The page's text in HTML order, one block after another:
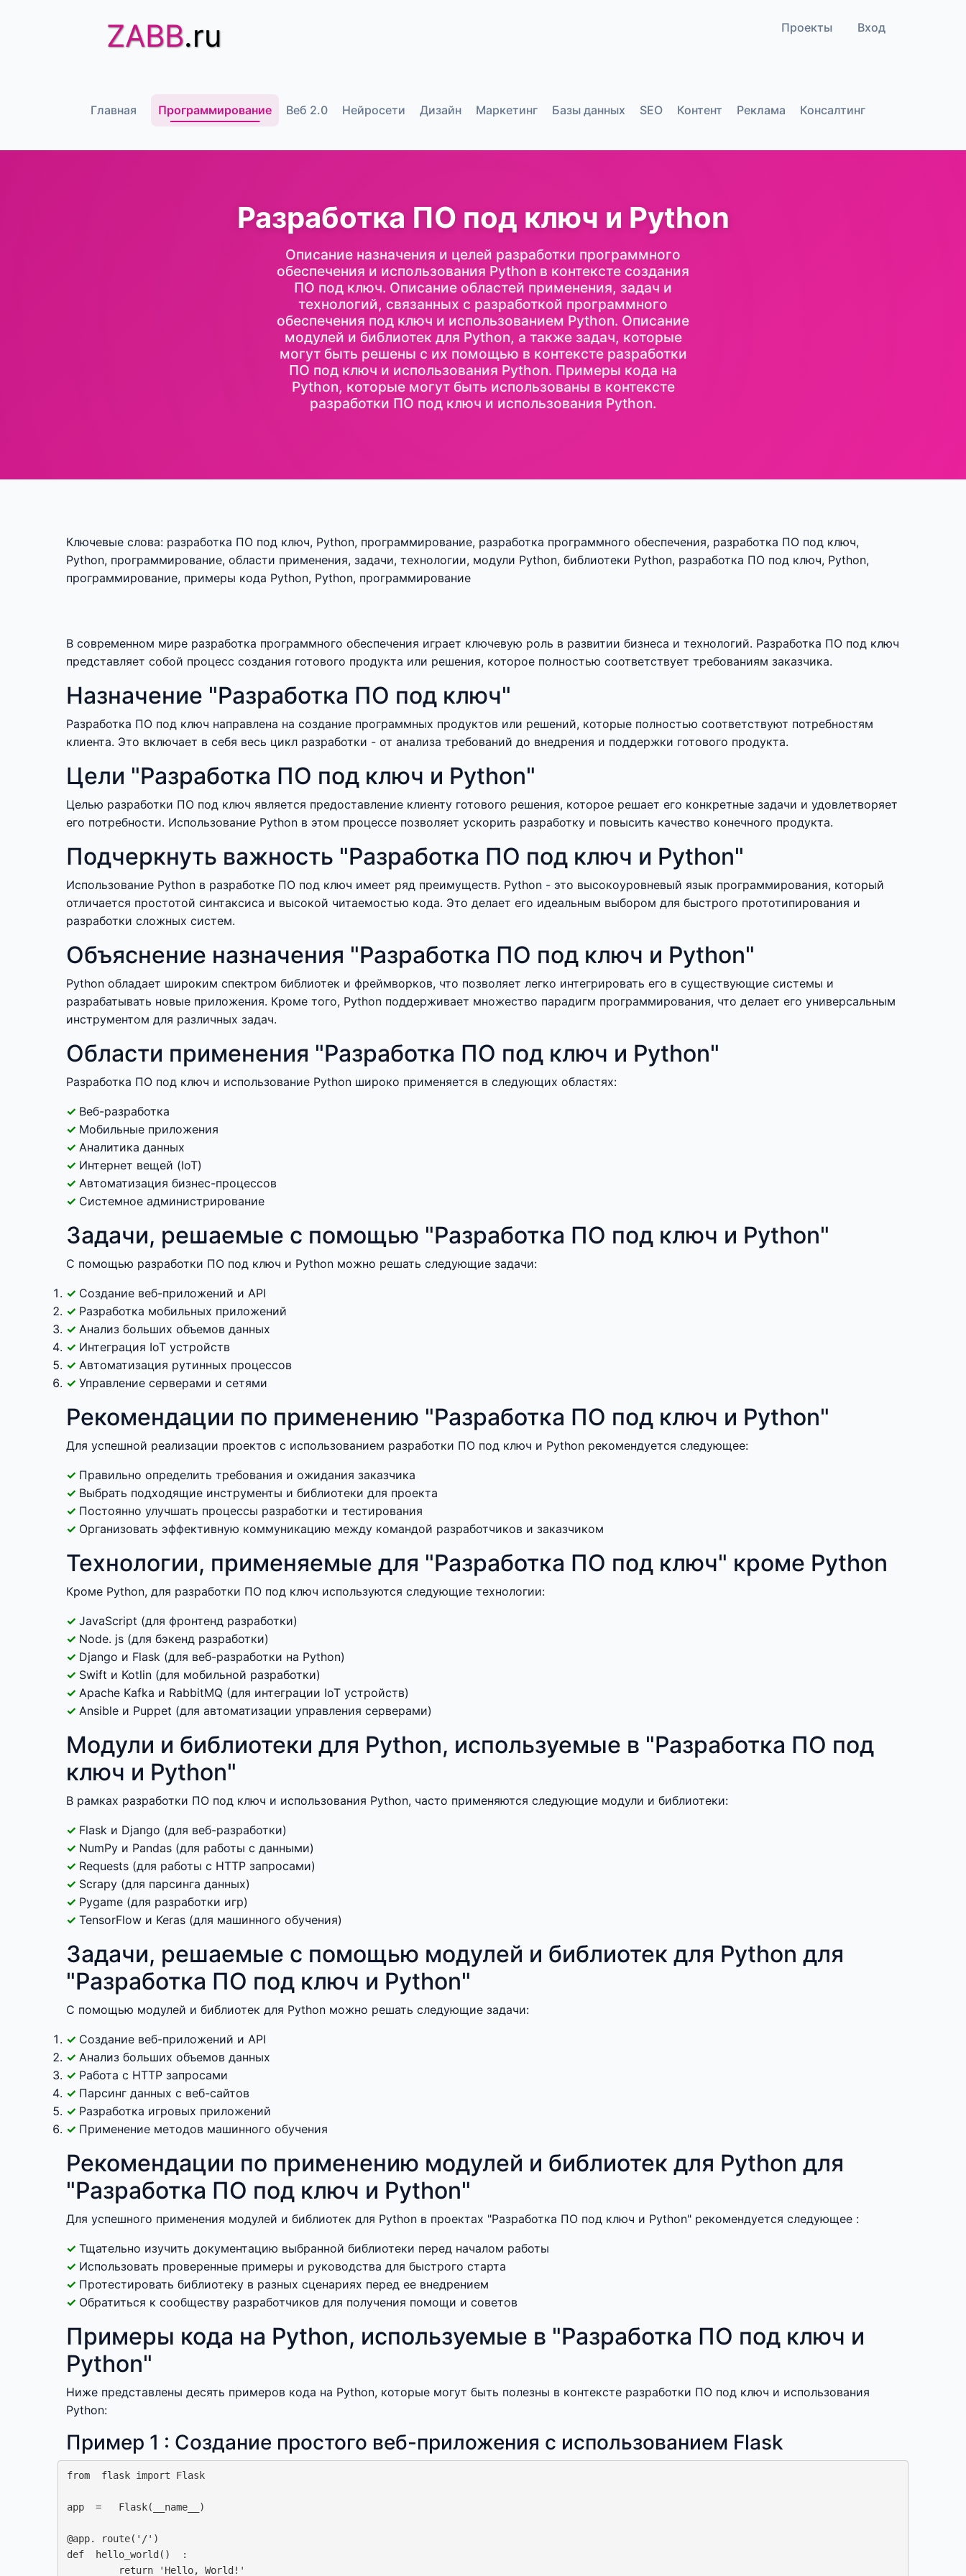
ZABB.ru Проекты Вход
Главная Программирование Веб 2.0 Нейросети Дизайн Маркетинг Базы данных SEO Контент Реклама Консалтинг
Разработка ПО под ключ и Python
Описание назначения и целей разработки программного
обеспечения и использования Python в контексте создания
ПО под ключ. Описание областей применения, задач и
технологий, связанных с разработкой программного
обеспечения под ключ и использованием Python. Описание
модулей и библиотек для Python, а также задач, которые
могут быть решены с их помощью в контексте разработки
ПО под ключ и использования Python. Примеры кода на
Python, которые могут быть использованы в контексте
разработки ПО под ключ и использования Python.
Ключевые слова: разработка ПО под ключ, Python, программирование, разработка программного обеспечения, разработка ПО под ключ,
Python, программирование, области применения, задачи, технологии, модули Python, библиотеки Python, разработка ПО под ключ, Python,
программирование, примеры кода Python, Python, программирование
В современном мире разработка программного обеспечения играет ключевую роль в развитии бизнеса и технологий. Разработка ПО под ключ
представляет собой процесс создания готового продукта или решения, которое полностью соответствует требованиям заказчика.
Назначение "Разработка ПО под ключ"
Разработка ПО под ключ направлена на создание программных продуктов или решений, которые полностью соответствуют потребностям
клиента. Это включает в себя весь цикл разработки - от анализа требований до внедрения и поддержки готового продукта.
Цели "Разработка ПО под ключ и Python"
Целью разработки ПО под ключ является предоставление клиенту готового решения, которое решает его конкретные задачи и удовлетворяет
его потребности. Использование Python в этом процессе позволяет ускорить разработку и повысить качество конечного продукта.
Подчеркнуть важность "Разработка ПО под ключ и Python"
Использование Python в разработке ПО под ключ имеет ряд преимуществ. Python - это высокоуровневый язык программирования, который
отличается простотой синтаксиса и высокой читаемостью кода. Это делает его идеальным выбором для быстрого прототипирования и
разработки сложных систем.
Объяснение назначения "Разработка ПО под ключ и Python"
Python обладает широким спектром библиотек и фреймворков, что позволяет легко интегрировать его в существующие системы и
разрабатывать новые приложения. Кроме того, Python поддерживает множество парадигм программирования, что делает его универсальным
инструментом для различных задач.
Области применения "Разработка ПО под ключ и Python"
Разработка ПО под ключ и использование Python широко применяется в следующих областях:
Веб-разработка
Мобильные приложения
Аналитика данных
Интернет вещей (IoT)
Автоматизация бизнес-процессов
Системное администрирование
Задачи, решаемые с помощью "Разработка ПО под ключ и Python"
С помощью разработки ПО под ключ и Python можно решать следующие задачи:
Создание веб-приложений и API
Разработка мобильных приложений
Анализ больших объемов данных
Интеграция IoT устройств
Автоматизация рутинных процессов
Управление серверами и сетями
Рекомендации по применению "Разработка ПО под ключ и Python"
Для успешной реализации проектов с использованием разработки ПО под ключ и Python рекомендуется следующее:
Правильно определить требования и ожидания заказчика
Выбрать подходящие инструменты и библиотеки для проекта
Постоянно улучшать процессы разработки и тестирования
Организовать эффективную коммуникацию между командой разработчиков и заказчиком
Технологии, применяемые для "Разработка ПО под ключ" кроме Python
Кроме Python, для разработки ПО под ключ используются следующие технологии:
JavaScript (для фронтенд разработки)
Node. js (для бэкенд разработки)
Django и Flask (для веб-разработки на Python)
Swift и Kotlin (для мобильной разработки)
Apache Kafka и RabbitMQ (для интеграции IoT устройств)
Ansible и Puppet (для автоматизации управления серверами)
Модули и библиотеки для Python, используемые в "Разработка ПО под
ключ и Python"
В рамках разработки ПО под ключ и использования Python, часто применяются следующие модули и библиотеки:
Flask и Django (для веб-разработки)
NumPy и Pandas (для работы с данными)
Requests (для работы с HTTP запросами)
Scrapy (для парсинга данных)
Pygame (для разработки игр)
TensorFlow и Keras (для машинного обучения)
Задачи, решаемые с помощью модулей и библиотек для Python для
"Разработка ПО под ключ и Python"
С помощью модулей и библиотек для Python можно решать следующие задачи:
Создание веб-приложений и API
Анализ больших объемов данных
Работа с HTTP запросами
Парсинг данных с веб-сайтов
Разработка игровых приложений
Применение методов машинного обучения
Рекомендации по применению модулей и библиотек для Python для
"Разработка ПО под ключ и Python"
Для успешного применения модулей и библиотек для Python в проектах "Разработка ПО под ключ и Python" рекомендуется следующее :
Тщательно изучить документацию выбранной библиотеки перед началом работы
Использовать проверенные примеры и руководства для быстрого старта
Протестировать библиотеку в разных сценариях перед ее внедрением
Обратиться к сообществу разработчиков для получения помощи и советов
Примеры кода на Python, используемые в "Разработка ПО под ключ и
Python"
Ниже представлены десять примеров кода на Python, которые могут быть полезны в контексте разработки ПО под ключ и использования
Python:
Пример 1 : Создание простого веб-приложения с использованием Flask
from  flask import Flask
app  =   Flask(__name__)
@app. route('/')
def  hello_world()  :
         return 'Hello, World!'